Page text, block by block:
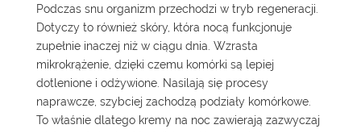
Podczas snu organizm przechodzi w tryb regeneracji.
Dotyczy to również skóry, która nocą funkcjonuje
zupełnie inaczej niż w ciągu dnia. Wzrasta
mikrokrążenie, dzięki czemu komórki są lepiej
dotlenione i odżywione. Nasilają się procesy
naprawcze, szybciej zachodzą podziały komórkowe.
To właśnie dlatego kremy na noc zawierają zazwyczaj